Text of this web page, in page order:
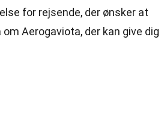
for rejsende, der ønsker at
Aerogaviota, der kan give dig